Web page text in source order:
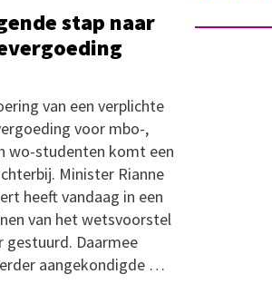
stap naar
van een verplichte
voor mbo-,
wo-studenten komt een
Minister Rianne
heeft vandaag in een
van het wetsvoorstel
gestuurd. Daarmee
aangekondigde …